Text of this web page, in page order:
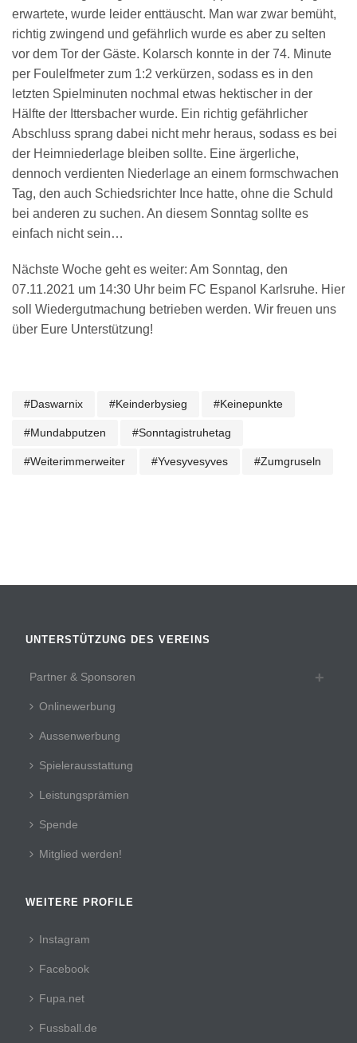
erwartete, wurde leider enttäuscht. Man war zwar bemüht,
richtig zwingend und gefährlich wurde es aber zu selten
vor dem Tor der Gäste. Kolarsch konnte in der 74. Minute
per Foulelfmeter zum 1:2 verkürzen, sodass es in den
letzten Spielminuten nochmal etwas hektischer in der
Hälfte der Ittersbacher wurde. Ein richtig gefährlicher
Abschluss sprang dabei nicht mehr heraus, sodass es bei
der Heimniederlage bleiben sollte. Eine ärgerliche,
dennoch verdienten Niederlage an einem formschwachen
Tag, den auch Schiedsrichter Ince hatte, ohne die Schuld
bei anderen zu suchen. An diesem Sonntag sollte es
einfach nicht sein…
Nächste Woche geht es weiter: Am Sonntag, den
07.11.2021 um 14:30 Uhr beim FC Espanol Karlsruhe. Hier
soll Wiedergutmachung betrieben werden. Wir freuen uns
über Eure Unterstützung!
#daswarnix #keinderbysieg #keinepunkte
#mundabputzen #sonntagistruhetag
#weiterimmerweiter #yvesyvesyves #zumgruseln
UNTERSTÜTZUNG DES VEREINS
Partner & Sponsoren
Onlinewerbung
Aussenwerbung
Spielerausstattung
Leistungsprämien
Spende
Mitglied werden!
WEITERE PROFILE
Instagram
Facebook
Fupa.net
Fussball.de